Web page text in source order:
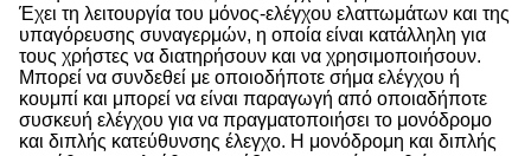
Έχει τη λειτουργία του μόνος-ελέγχου ελαττωμάτων και της
υπαγόρευσης συναγερμών, η οποία είναι κατάλληλη για
τους χρήστες να διατηρήσουν και να χρησιμοποιήσουν.
Μπορεί να συνδεθεί με οποιοδήποτε σήμα ελέγχου ή
κουμπί και μπορεί να είναι παραγωγή από οποιαδήποτε
συσκευή ελέγχου για να πραγματοποιήσει το μονόδρομο
και διπλής κατεύθυνσης έλεγχο. Η μονόδρομη και διπλής